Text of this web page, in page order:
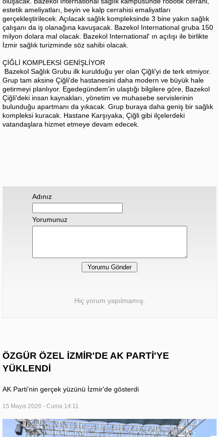
estetik ameliyatları, beyin ve kalp cerrahisi emaliyatları
gerçekleştirilecek. Açılacak sağlık kompleksinde 3 bine yakın sağlık
çalışanı da iş olanağına kavuşacak. Bazekol International gruba 150
milyon dolara mal olacak. Bazekol International' ın açılışı ile birlikte
İzmir sağlık turizminde söz sahibi olacak.
ÇİĞLİ KOMPLEKSİ GENİŞLİYOR
Bazekol Sağlık Grubu ilk kurulduğu yer olan Çiğli'yi de terk etmiyor.
Grup tam aksine Çiğli'de hastanesini daha modern ve büyük hale
getirmeyi planlıyor. Egedegündem'in ulaştığı bilgilere göre, Bazekol
Çiğli'deki insan kaynakları, yönetim ve muhasebe servislerinin
bulunduğu apartmanı da yıkacak. Grup buraya daha geniş bir sağlık
kompleksi kuracak. Hastane Karşıyaka, Çiğli gibi ilçelerdeki
vatandaşlara hizmet etmeye devam edecek.
Adınız
Yorumunuz
Hiç yorum yapılmamış.
ÖZGÜR ÖZEL İZMİR'DE AK PARTİ'YE
YÜKLENDİ
AK Parti'nin gerçek yüzünü İzmir'de gösterdi
15 Mayıs 2026 - Cuma 14:11